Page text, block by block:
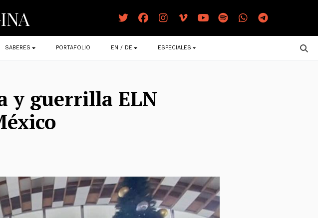
SABERES PORTAFOLIO EN / DE ESPECIALES
y guerrilla ELN